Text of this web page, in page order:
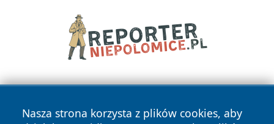
Nasza strona korzysta z plików cookies, aby